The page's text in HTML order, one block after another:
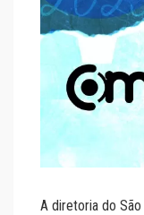
A diretoria do